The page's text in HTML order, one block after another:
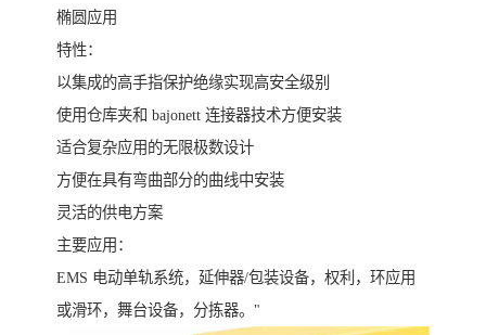
椭圆应用
特性：
以集成的高手指保护绝缘实现高安全级别
使用仓库夹和 bajonett 连接器技术方便安装
适合复杂应用的无限极数设计
方便在具有弯曲部分的曲线中安装
灵活的供电方案
主要应用：
EMS 电动单轨系统，延伸器/包装设备，权利，环应用
或滑环，舞台设备，分拣器。"